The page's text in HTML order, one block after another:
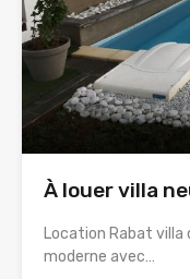
À louer villa
Location Rabat
moderne avec…